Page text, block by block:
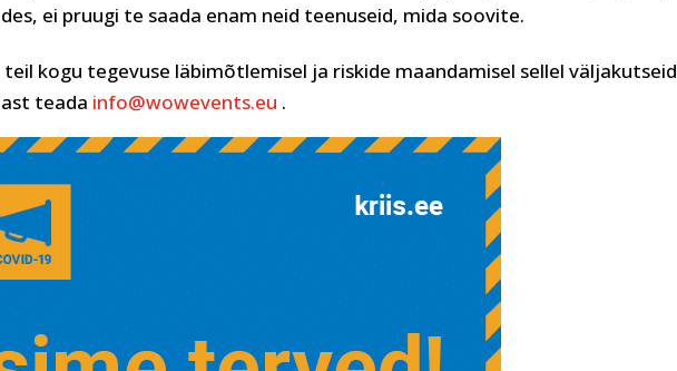
ei pruugi te saada enam neid teenuseid, mida soovite.
kogu tegevuse läbimõtlemisel ja riskide maandamisel sellel väljakutseid
teada info@wowevents.eu .